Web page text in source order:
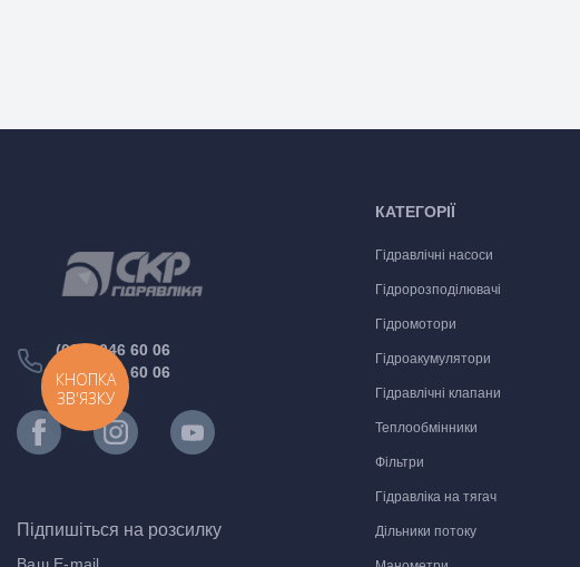
(097) 046 60 06
(066) 048 60 06
Підпишіться на розсилку
КАТЕГОРІЇ
Гідравлічні насоси
Гідророзподілювачі
Гідромотори
Гідроакумулятори
Гідравлічні клапани
Теплообмінники
Фільтри
Гідравліка на тягач
Дільники потоку
КНОПКА
ЗВ'ЯЗКУ